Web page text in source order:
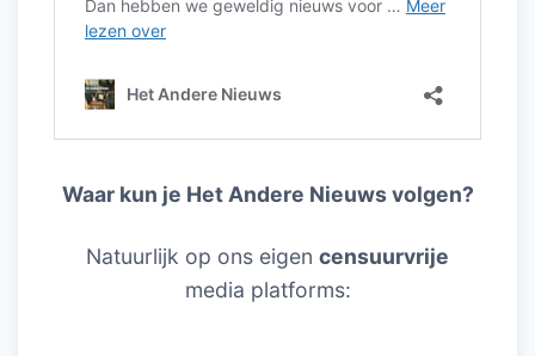
Waar kun je Het Andere Nieuws volgen?
Natuurlijk op ons eigen censuurvrije
media platforms: